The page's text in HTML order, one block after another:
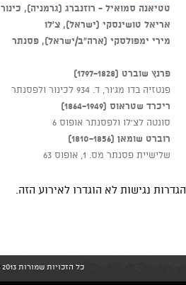
טטיאנה סמואיל - רוזנברג (גרמניה), כינור
אריאל טושינסקי (ישראל), צ'לו
מירי ימפולסקי (ארה"ב/ישראל), פסנתר
פרנץ שוברט (1797-1828)
פנטזיה בדו מג'ור, ד. 934 לכינור ולפסנתר
ריכרד שטראוס (1864-1949)
סונטה לצ'לו ולפסנתר אופוס 6
רוברט שומאן (1810-1856)
שלישיית פסנתר מס. 1, אופוס
6
3
הגדרות נגישות לא הוגדרו לאירוע הזה.
כל הזכויות שמורות GoShow 2013